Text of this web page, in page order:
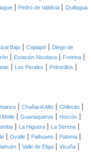
| Pedro de Valdivia | Quillagua
Bajo | Copiapó | Diego de
| Estación Nicolasa | Freirina |
| Los Perales | Potrerillos |
| Chañaral Alto | Chilecito |
Molle | Guanaqueros | Horcón |
| La Higuera | La Serena |
| Ovalle | Paihuano | Paloma |
| Valle de Elqui | Vicuña |